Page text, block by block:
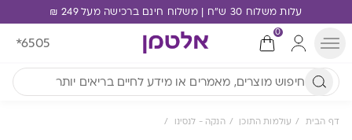
עלות משלוח 30 ש"ח | משלוח חינם ברכישה מעל 249 ₪
0
*6505
דף הבית עולמות התוכן הנקה - לנסינו